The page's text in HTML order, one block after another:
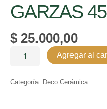
GARZAS
$ 25.000,00
Agregar al
Categoría: Deco Cerámica